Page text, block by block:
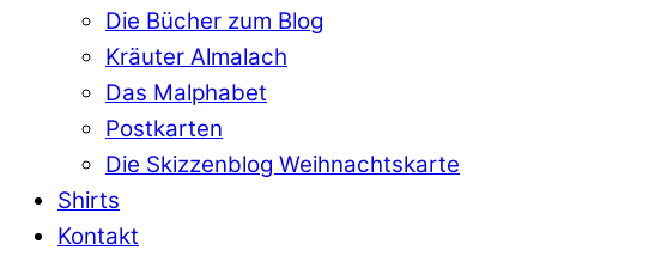
Die Bücher zum Blog
Kräuter Almalach
Das Malphabet
Postkarten
Die Skizzenblog Weihnachtskarte
Shirts
Kontakt